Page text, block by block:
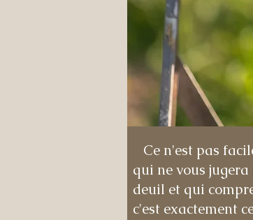
Ce n'est pas
qui ne vous
deuil et qui
c'est exactement